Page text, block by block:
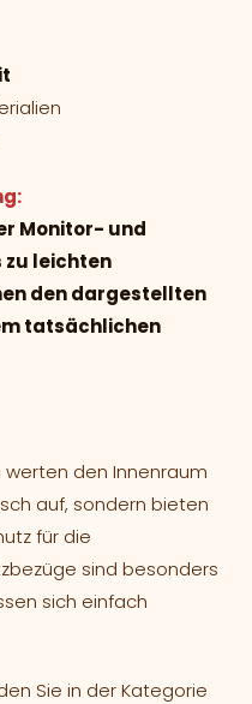
Monitor- und
zu leichten
den dargestellten
tatsächlichen
den Innenraum
auf, sondern bieten
für die
sind besonders
sich einfach
Sie in der Kategorie